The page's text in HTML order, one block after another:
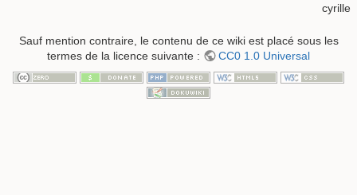
cyrille
Sauf mention contraire, le contenu de ce wiki est placé sous les
termes de la licence suivante :
CC0 1.0 Universal